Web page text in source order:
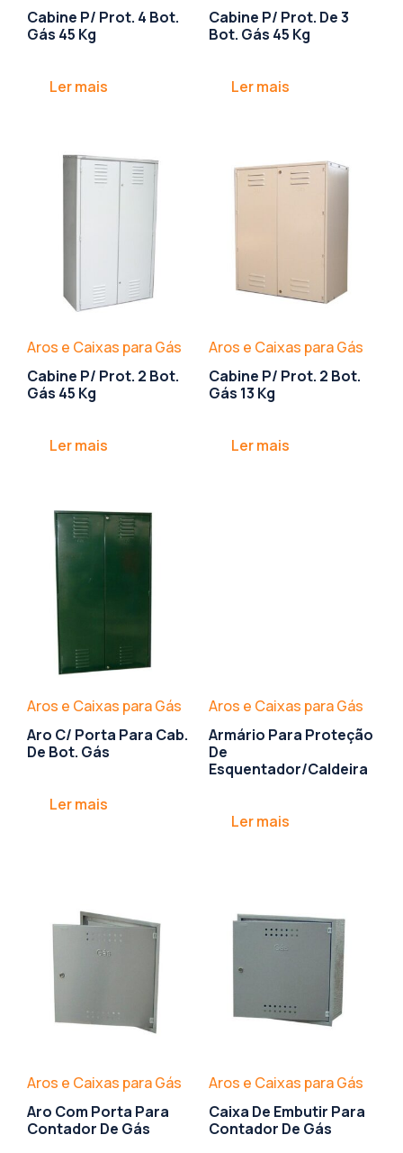
Cabine P/ Prot. 4 Bot.
Gás 45 Kg
Ler mais
Cabine P/ Prot. De 3
Bot. Gás 45 Kg
Ler mais
Aros e Caixas para Gás
Cabine P/ Prot. 2 Bot.
Gás 45 Kg
Ler mais
Aros e Caixas para Gás
Cabine P/ Prot. 2 Bot.
Gás 13 Kg
Ler mais
Aros e Caixas para Gás
Aro C/ Porta Para Cab.
De Bot. Gás
Ler mais
Aros e Caixas para Gás
Armário Para Proteção
De
Esquentador/Caldeira
Ler mais
Aros e Caixas para Gás
Aro Com Porta Para
Contador De Gás
Aros e Caixas para Gás
Caixa De Embutir Para
Contador De Gás